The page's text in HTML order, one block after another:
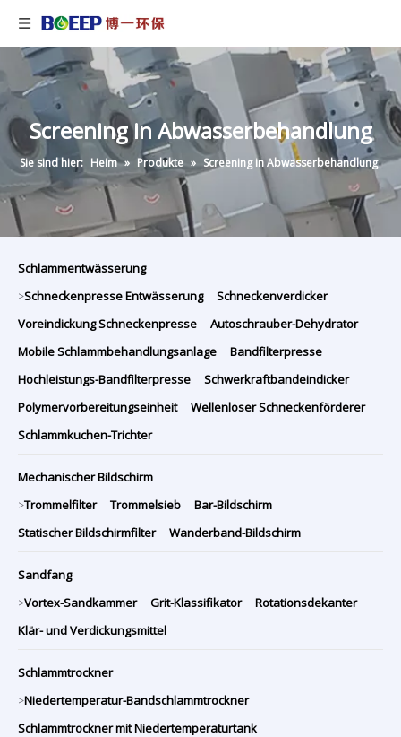
Screening in Abwasserbehandlung
Sie sind hier: Heim » Produkte » Screening in Abwasserbehandlung
Schlammentwässerung
>Schneckenpresse Entwässerung
Schneckenverdicker
Voreindickung Schneckenpresse
Autoschrauber-Dehydrator
Mobile Schlammbehandlungsanlage
Bandfilterpresse
Hochleistungs-Bandfilterpresse
Schwerkraftbandeindicker
Polymervorbereitungseinheit
Wellenloser Schneckenförderer
Schlammkuchen-Trichter
Mechanischer Bildschirm
>Trommelfilter Trommelsieb
Bar-Bildschirm
Statischer Bildschirmfilter
Wanderband-Bildschirm
Sandfang
>Vortex-Sandkammer Grit-Klassifikator
Rotationsdekanter
Klär- und Verdickungsmittel
Schlammtrockner
>Niedertemperatur-Bandschlammtrockner
Schlammtrockner mit Niedertemperaturtank